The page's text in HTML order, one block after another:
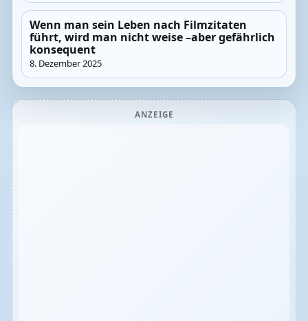
Wenn man sein Leben nach Filmzitaten
führt, wird man nicht weise –aber gefährlich
konsequent
8. Dezember 2025
ANZEIGE